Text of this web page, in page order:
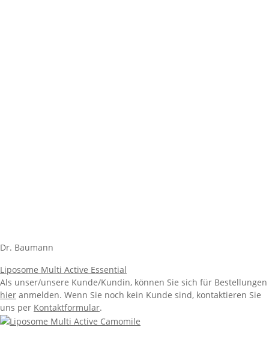
Dr. Baumann
Liposome Multi Active Essential
Als unser/unsere Kunde/Kundin, können Sie sich für Bestellungen
hier anmelden. Wenn Sie noch kein Kunde sind, kontaktieren Sie
uns per Kontaktformular.